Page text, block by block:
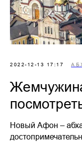
2022-12-13 17:17
Новый Афон –